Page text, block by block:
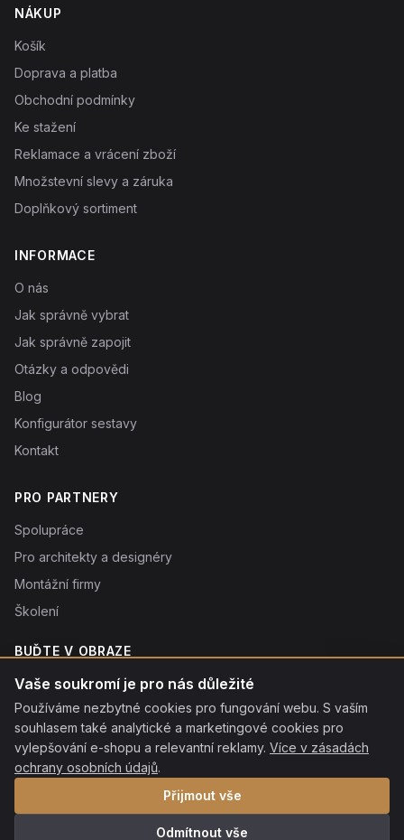
NÁKUP
Košík
Doprava a platba
Obchodní podmínky
Ke stažení
Reklamace a vrácení zboží
Množstevní slevy a záruka
Doplňkový sortiment
INFORMACE
O nás
Jak správně vybrat
Jak správně zapojit
Otázky a odpovědi
Blog
Konfigurátor sestavy
Kontakt
PRO PARTNERY
Spolupráce
Pro architekty a designéry
Montážní firmy
Školení
BUĎTE V OBRAZE
Novinky o produktech, tipy a slevy. Typicky 1× týdně.
Odebírat
Odebráním souhlasíte sezpracováním osobních údajů. Odhlásit se můžete kdykoliv
kliknutím na odkaz v patičce každého e-mailu.
Vaše soukromí je pro nás důležité
Používáme nezbytné cookies pro fungování webu. S vaším
souhlasem také analytické a marketingové cookies pro
vylepšování e-shopu a relevantní reklamy. Více v zásadách
ochrany osobních údajů.
Přijmout vše
Odmítnout vše